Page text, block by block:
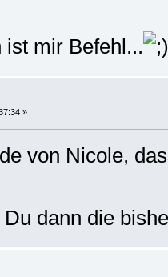
ist mir Befehl...
»
von Nicole,
dann die